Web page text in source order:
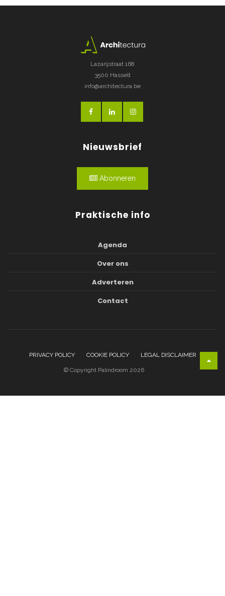
Lazarijstraat 168
3500 Hasselt
info@architectura.be
Nieuwsbrief
Abonneren
Praktische info
Agenda
Over ons
Adverteren
Contact
PRIVACY POLICY COOKIE POLICY LEGAL DISCLAIMER
© Copyright Palindroom 2026